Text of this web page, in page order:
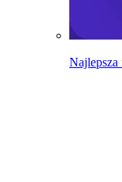
Najlepsza